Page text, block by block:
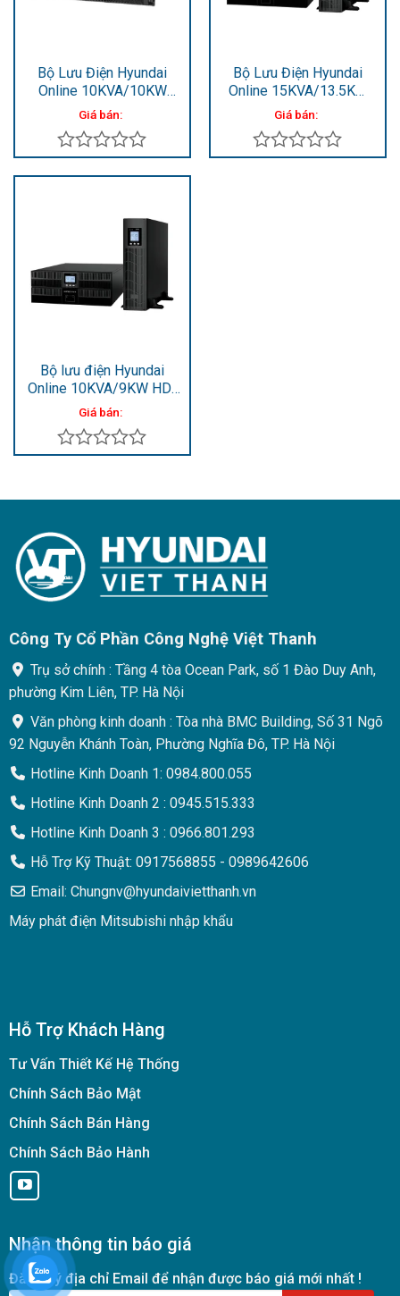
Bộ Lưu Điện Hyundai
Online 10KVA/10KW
HD-10KR3
xếp
Giá bán:
Bộ Lưu Điện Hyundai
Online 15KVA/13.5KW
HD-15KR2
Giá bán:
Bộ lưu điện Hyundai
Online 10KVA/9KW HD-
10KR2
hạng
5
sao
Giá bán:
Công Ty Cổ Phần Công Nghệ Việt Thanh
Trụ sở chính : Tầng 4 tòa Ocean Park, số 1 Đào Duy Anh,
phường Kim Liên, TP. Hà Nội
Văn phòng kinh doanh : Tòa nhà BMC Building, Số 31 Ngõ
92 Nguyễn Khánh Toàn, Phường Nghĩa Đô, TP. Hà Nội
Hotline Kinh Doanh 1: 0984.800.055
Hotline Kinh Doanh 2 : 0945.515.333
Hotline Kinh Doanh 3 : 0966.801.293
Hỗ Trợ Kỹ Thuật: 0917568855 - 0989642606
Email: Chungnv@hyundaivietthanh.vn
Máy phát điện Mitsubishi nhập khẩu
Hỗ Trợ Khách Hàng
Tư Vấn Thiết Kế Hệ Thống
Chính Sách Bảo Mật
Chính Sách Bán Hàng
Chính Sách Bảo Hành
Nhận thông tin báo giá
Đăng ký địa chỉ Email để nhận được báo giá mới nhất !